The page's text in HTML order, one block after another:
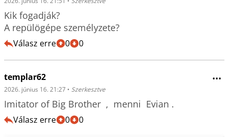
Kik fogadják?
A repülögépe személyzete?
Válasz erre 0 0
templar62 •••
2026. június 16. 21:27 • Szerkesztve
Imitator of Big Brother  ,  menni  Evian .
Válasz erre 0 0